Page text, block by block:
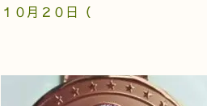
１０月２０日（